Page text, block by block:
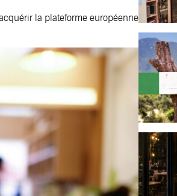
la plateforme européenne